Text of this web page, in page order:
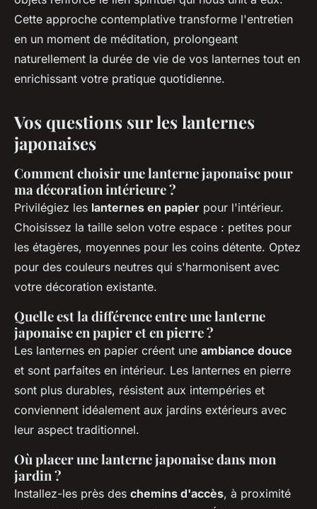
Cette approche contemplative transforme l'entretien
en un moment de méditation, prolongeant
naturellement la durée de vie de vos lanternes tout en
enrichissant votre pratique quotidienne.
Vos questions sur les lanternes
japonaises
Comment choisir une lanterne japonaise pour
ma décoration intérieure ?
Privilégiez les lanternes en papier pour l'intérieur.
Choisissez la taille selon votre espace : petites pour
les étagères, moyennes pour les coins détente. Optez
pour des couleurs neutres qui s'harmonisent avec
votre décoration existante.
Quelle est la différence entre une lanterne
japonaise en papier et en pierre ?
Les lanternes en papier créent une ambiance douce
et sont parfaites en intérieur. Les lanternes en pierre
sont plus durables, résistent aux intempéries et
conviennent idéalement aux jardins extérieurs avec
leur aspect traditionnel.
Où placer une lanterne japonaise dans mon
jardin ?
Installez-les près des chemins d'accès, à proximité